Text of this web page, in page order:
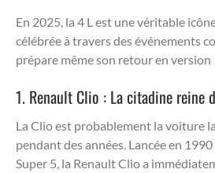
En 2025, la 4 L est une véritable
célébrée à travers des événements
prépare même son retour en
1. Renault Clio : La citadine reine
La Clio est probablement la voiture
pendant des années. Lancée en
Super 5, la Renault Clio a